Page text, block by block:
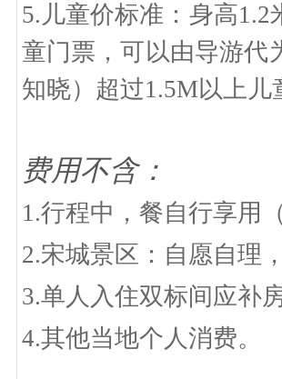
5. 儿童价标准：身高1.2
童门票，可以由导游代
知晓）超过1.5M以上儿
费用不含：
1.行程中，餐自行享用
2.宋城景区：自愿自理
3.单人入住双标间应补
4.其他当地个人消费。